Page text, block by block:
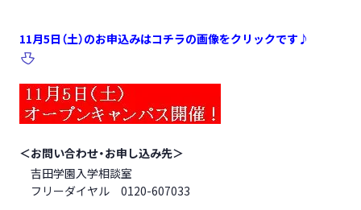
11月5日（土）のお申込みはコチラの画像をクリックです♪
＜お問い合わせ・お申し込み先＞
吉田学園入学相談室
フリーダイヤル 0120-607033